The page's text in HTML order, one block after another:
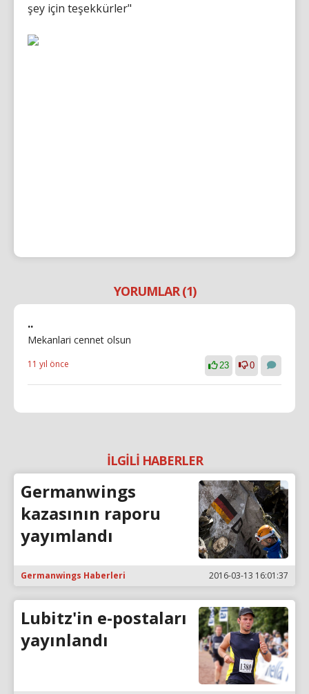
şey için teşekkürler"
YORUMLAR (1)
..
Mekanlari cennet olsun
11 yıl önce 23 0
İLGİLİ HABERLER
Germanwings
kazasının raporu
yayımlandı
Germanwings Haberleri 2016-03-13 16:01:37
Lubitz'in e-postaları
yayınlandı